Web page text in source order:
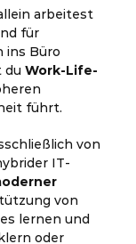
arbeitest
für
ins Büro
du Work-Life-
führt.
von
IT-
von
lernen und
oder